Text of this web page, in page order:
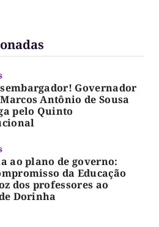
Governador
Antônio de Sousa
pelo Quinto
ao plano de governo:
da Educação
dos professores ao
Dorinha